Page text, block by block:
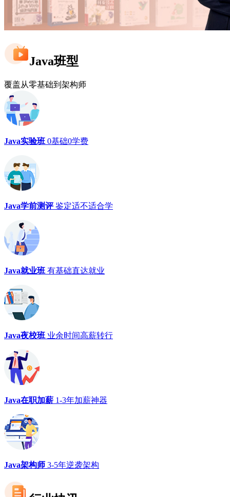
Java班型
覆盖从零基础到架构师
Java实验班 0基础0学费
Java学前测评 鉴定适不适合学
Java就业班 有基础直达就业
Java夜校班 业余时间高薪转行
Java在职加薪 1-3年加薪神器
Java架构师 3-5年逆袭架构